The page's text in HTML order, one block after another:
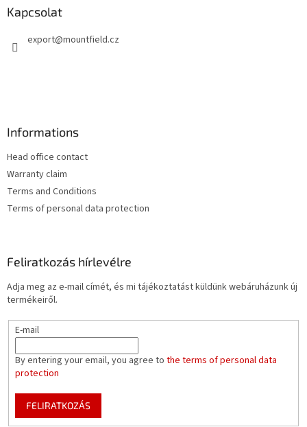
Kapcsolat
export@mountfield.cz
Informations
Head office contact
Warranty claim
Terms and Conditions
Terms of personal data protection
Feliratkozás hírlevélre
Adja meg az e-mail címét, és mi tájékoztatást küldünk webáruházunk új
termékeiről.
E-mail
By entering your email, you agree to the terms of personal data
protection
FELIRATKOZÁS